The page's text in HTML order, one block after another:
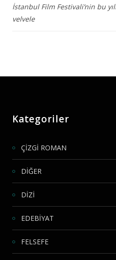
İstanbul Film Festivali’nin bu
velvele
Kategoriler
ÇİZGİ ROMAN
DİĞER
DİZİ
EDEBİYAT
FELSEFE